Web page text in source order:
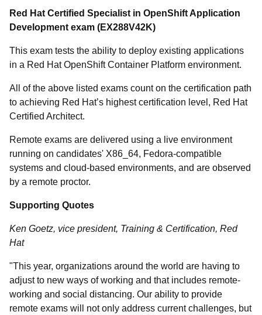
Red Hat Certified Specialist in OpenShift Application
Development exam (EX288V42K)
This exam tests the ability to deploy existing applications
in a Red Hat OpenShift Container Platform environment.
All of the above listed exams count on the certification path
to achieving Red Hat’s highest certification level, Red Hat
Certified Architect.
Remote exams are delivered using a live environment
running on candidates' X86_64, Fedora-compatible
systems and cloud-based environments, and are observed
by a remote proctor.
Supporting Quotes
Ken Goetz, vice president, Training & Certification, Red
Hat
"This year, organizations around the world are having to
adjust to new ways of working and that includes remote-
working and social distancing. Our ability to provide
remote exams will not only address current challenges, but